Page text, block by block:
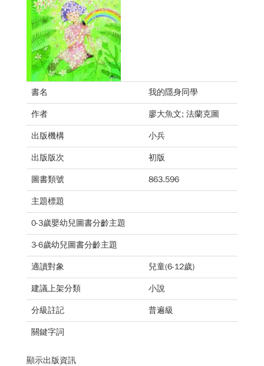
書名 我的隱身同學
作者 廖大魚文; 法蘭克圖
出版機構 小兵
出版版次 初版
圖書類號 863.596
主題標題
0-3歲嬰幼兒圖書分齡主題
3-6歲幼兒圖書分齡主題
適讀對象 兒童(6-12歲)
建議上架分類 小說
分級註記 普遍級
關鍵字詞
顯示出版資訊